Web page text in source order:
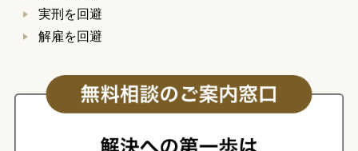
実刑を回避
解雇を回避